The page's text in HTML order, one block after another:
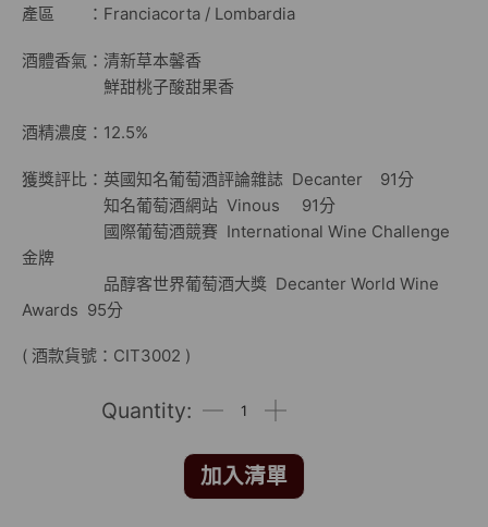
產區 ：Franciacorta / Lombardia
酒體香氣：清新草本馨香
鮮甜桃子酸甜果香
酒精濃度：12.5%
獲獎評比：英國知名葡萄酒評論雜誌 Decanter 91分
知名葡萄酒網站 Vinous 91分
國際葡萄酒競賽 International Wine Challenge
金牌
品醇客世界葡萄酒大獎 Decanter World Wine
Awards 95分
( 酒款貨號：CIT3002 )
加入清單